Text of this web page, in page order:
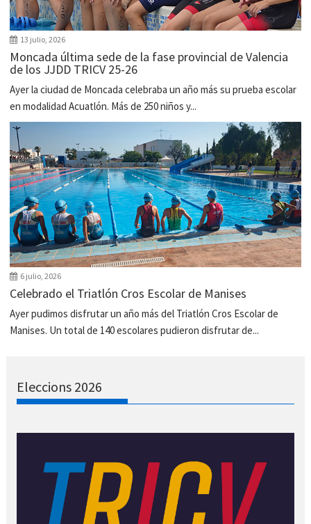
13 julio, 2026
Moncada última sede de la fase provincial de Valencia
de los JJDD TRICV 25-26
Ayer la ciudad de Moncada celebraba un año más su prueba escolar
en modalidad Acuatlón. Más de 250 niños y...
6 julio, 2026
Celebrado el Triatlón Cros Escolar de Manises
Ayer pudimos disfrutar un año más del Triatlón Cros Escolar de
Manises. Un total de 140 escolares pudieron disfrutar de...
Eleccions 2026